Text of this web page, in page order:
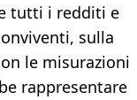
tutti i redditi e
sulla
le misurazioni
rappresentare